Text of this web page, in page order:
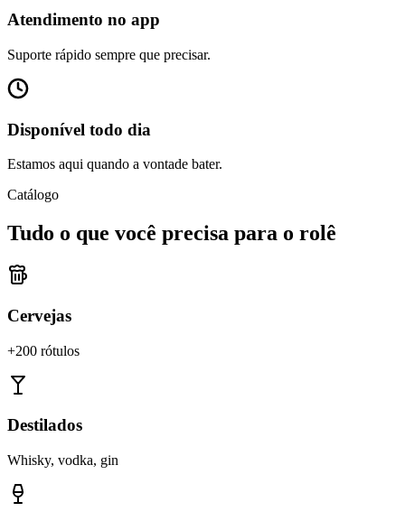
Atendimento no app
Suporte rápido sempre que precisar.
Disponível todo dia
Estamos aqui quando a vontade bater.
Catálogo
Tudo o que você precisa para o rolê
Cervejas
+200 rótulos
Destilados
Whisky, vodka, gin